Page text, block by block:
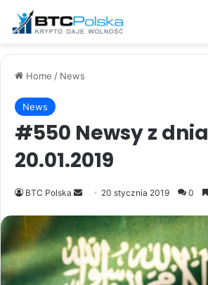
Home / News
News
#550 Newsy z dnia
20.01.2019
BTC Polska
Send
email
20 stycznia 2019 0